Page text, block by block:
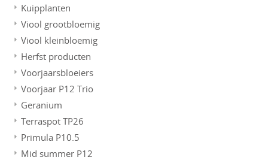
Kuipplanten
Viool grootbloemig
Viool kleinbloemig
Herfst producten
Voorjaarsbloeiers
Voorjaar P12 Trio
Geranium
Terraspot TP26
Primula P10.5
Mid summer P12